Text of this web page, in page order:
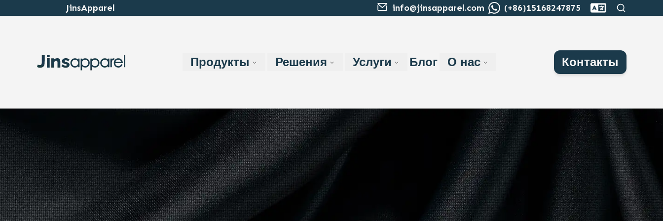
JinsApparel info@jinsapparel.com (+86)15168247875 Поиск
Продукты Решения Услуги Блог О нас Контакты